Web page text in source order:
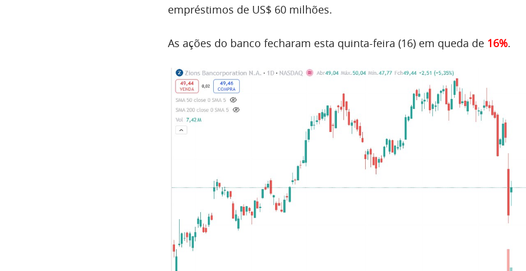
empréstimos de US$ 60 milhões.
As ações do banco fecharam esta quinta-feira (16) em queda de 16%.